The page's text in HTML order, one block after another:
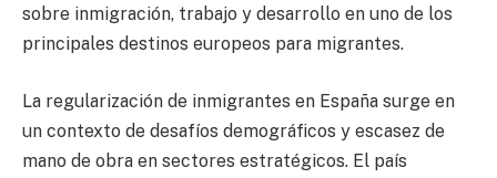
sobre inmigración, trabajo y desarrollo en uno de los
principales destinos europeos para migrantes.
La regularización de inmigrantes en España surge en
un contexto de desafíos demográficos y escasez de
mano de obra en sectores estratégicos. El país